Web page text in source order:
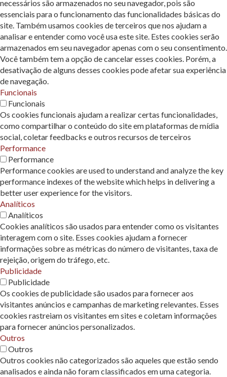
necessários são armazenados no seu navegador, pois são
essenciais para o funcionamento das funcionalidades básicas do
site. Também usamos cookies de terceiros que nos ajudam a
analisar e entender como você usa este site. Estes cookies serão
armazenados em seu navegador apenas com o seu consentimento.
Você também tem a opção de cancelar esses cookies. Porém, a
desativação de alguns desses cookies pode afetar sua experiência
de navegação.
Funcionais
Funcionais
Os cookies funcionais ajudam a realizar certas funcionalidades,
como compartilhar o conteúdo do site em plataformas de mídia
social, coletar feedbacks e outros recursos de terceiros
Performance
Performance
Performance cookies are used to understand and analyze the key
performance indexes of the website which helps in delivering a
better user experience for the visitors.
Analíticos
Analíticos
Cookies analíticos são usados ​​para entender como os visitantes
interagem com o site. Esses cookies ajudam a fornecer
informações sobre as métricas do número de visitantes, taxa de
rejeição, origem do tráfego, etc.
Publicidade
Publicidade
Os cookies de publicidade são usados ​​para fornecer aos
visitantes anúncios e campanhas de marketing relevantes. Esses
cookies rastreiam os visitantes em sites e coletam informações
para fornecer anúncios personalizados.
Outros
Outros
Outros cookies não categorizados são aqueles que estão sendo
analisados ​​e ainda não foram classificados em uma categoria.